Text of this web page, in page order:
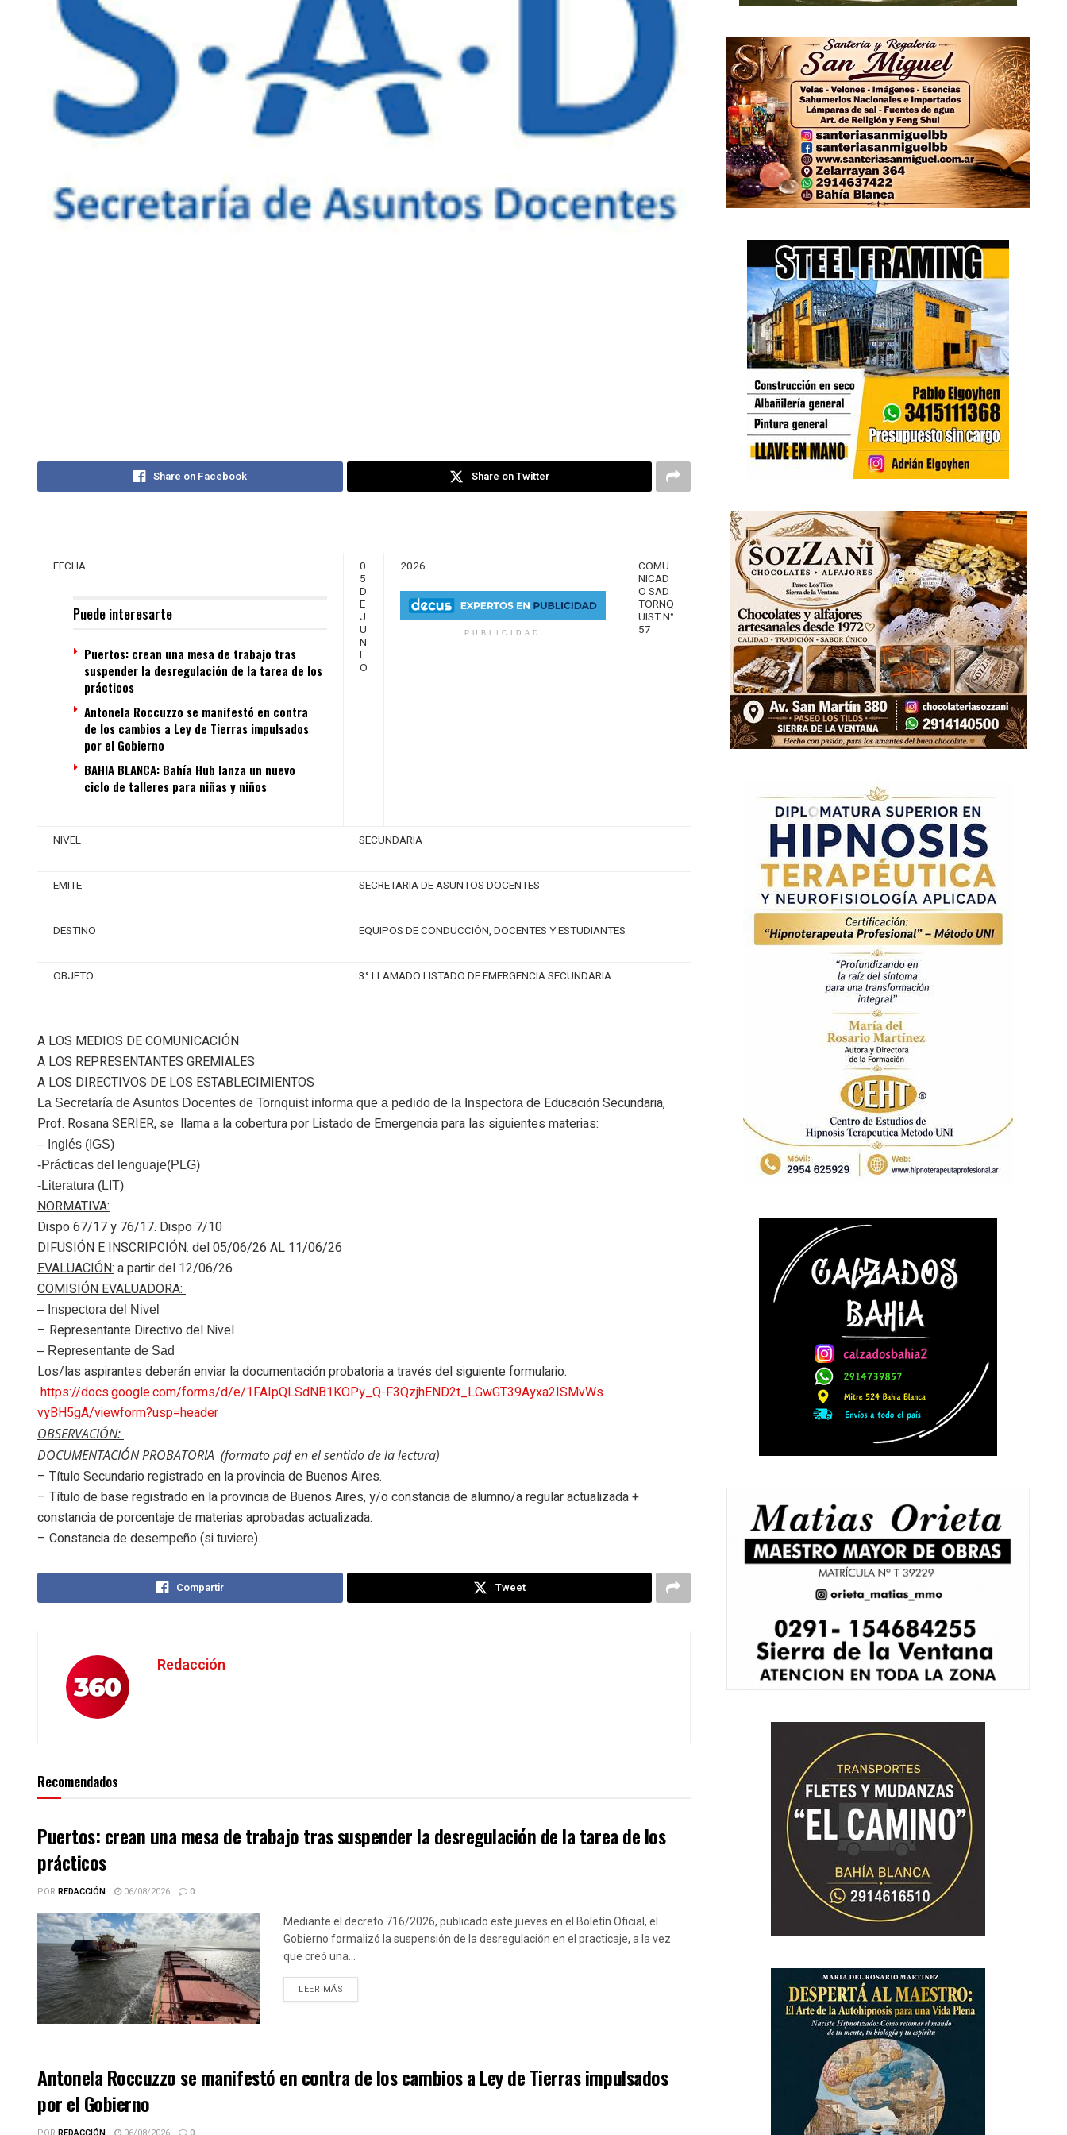
Share on Facebook Share on Twitter
FECHA
Puede interesarte
Puertos: crean una mesa de trabajo tras
suspender la desregulación de la tarea de los
prácticos
Antonela Roccuzzo se manifestó en contra
de los cambios a Ley de Tierras impulsados
por el Gobierno
BAHIA BLANCA: Bahía Hub lanza un nuevo
ciclo de talleres para niñas y niños
0
5
D
E
J
U
N
I
O
2026
PUBLICIDAD
COMU
NICAD
O SAD
TORNQ
UIST N°
57
NIVEL SECUNDARIA
EMITE SECRETARIA DE ASUNTOS DOCENTES
DESTINO EQUIPOS DE CONDUCCIÓN, DOCENTES Y ESTUDIANTES
OBJETO 3° LLAMADO LISTADO DE EMERGENCIA SECUNDARIA
A LOS MEDIOS DE COMUNICACIÓN
A LOS REPRESENTANTES GREMIALES
A LOS DIRECTIVOS DE LOS ESTABLECIMIENTOS
La Secretaría de Asuntos Docentes de Tornquist informa que a pedido de la Inspectora de Educación Secundaria,
Prof. Rosana SERIER, se llama a la cobertura por Listado de Emergencia para las siguientes materias:
– Inglés (IGS)
-Prácticas del lenguaje(PLG)
-Literatura (LIT)
NORMATIVA:
Dispo 67/17 y 76/17. Dispo 7/10
DIFUSIÓN E INSCRIPCIÓN: del 05/06/26 AL 11/06/26
EVALUACIÓN: a partir del 12/06/26
COMISIÓN EVALUADORA:
– Inspectora del Nivel
– Representante Directivo del Nivel
– Representante de Sad
Los/las aspirantes deberán enviar la documentación probatoria a través del siguiente formulario:
https://docs.google.com/forms/d/e/1FAIpQLSdNB1KOPy_Q-F3QzjhEND2t_LGwGT39Ayxa2ISMvWs
vyBH5gA/viewform?usp=header
OBSERVACIÓN:
DOCUMENTACIÓN PROBATORIA (formato pdf en el sentido de la lectura)
– Título Secundario registrado en la provincia de Buenos Aires.
– Título de base registrado en la provincia de Buenos Aires, y/o constancia de alumno/a regular actualizada +
constancia de porcentaje de materias aprobadas actualizada.
– Constancia de desempeño (si tuviere).
Compartir Tweet
Redacción
Recomendados
Puertos: crean una mesa de trabajo tras suspender la desregulación de la tarea de los
prácticos
POR REDACCIÓN 06/08/2026 0
Mediante el decreto 716/2026, publicado este jueves en el Boletín Oficial, el
Gobierno formalizó la suspensión de la desregulación en el practicaje, a la vez
que creó una...
LEER MÁS
Antonela Roccuzzo se manifestó en contra de los cambios a Ley de Tierras impulsados
por el Gobierno